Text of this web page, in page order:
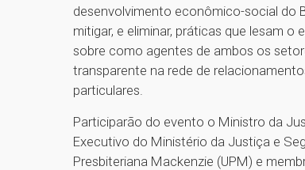
desenvolvimento econômico-social do
mitigar, e eliminar, práticas que lesam
sobre como agentes de ambos os
transparente na rede de
particulares.
Participarão do evento o Ministro da
Executivo do Ministério da Justiça e
Presbiteriana Mackenzie (UPM) e